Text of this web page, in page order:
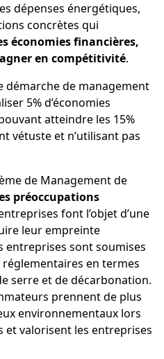
dépenses énergétiques,
concrètes qui
économies financières,
en compétitivité.
démarche de management
5% d’économies
atteindre les 15%
vétuste et n’utilisant pas
de Management de
préoccupations
font l’objet d’une
leur empreinte
entreprises sont soumises
en termes
serre et de décarbonation.
prennent de plus
environnementaux lors
et valorisent les entreprises